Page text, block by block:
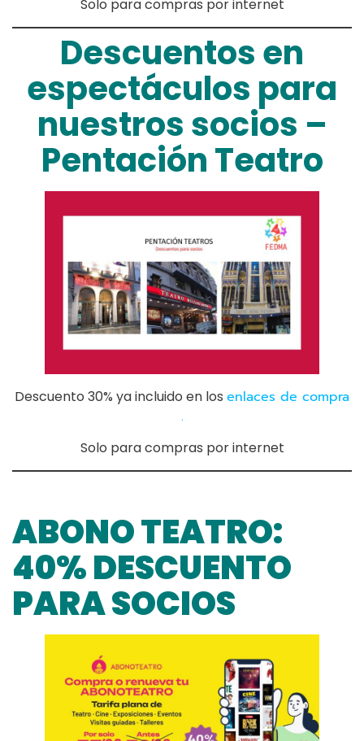
Solo para compras por internet
Descuentos en
espectáculos para
nuestros socios –
Pentación Teatro
Descuento 30% ya incluido en los enlaces de compra
.
Solo para compras por internet
ABONO TEATRO:
40% DESCUENTO
PARA SOCIOS